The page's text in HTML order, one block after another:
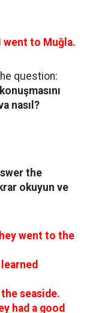
went to Muğla.
question:
nasıl?
the
okuyun ve
went to the
seaside.
had a good